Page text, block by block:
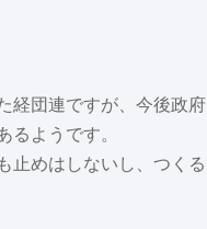
経団連ですが、今後政府
ようです。
止めはしないし、つくる